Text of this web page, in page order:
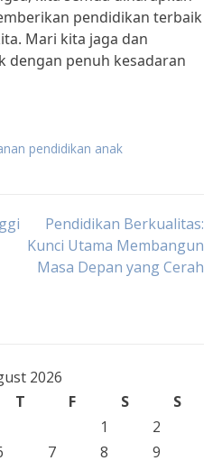
pendidikan terbaik
Mari kita jaga dan
dengan penuh kesadaran
pendidikan anak
Pendidikan Berkualitas:
Kunci Utama Membangun
Masa Depan yang Cerah
2026
T F S
S
1
2
7 8
9